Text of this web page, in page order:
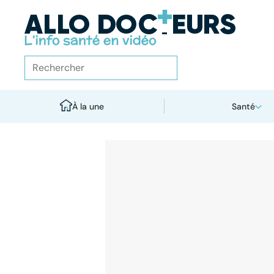
À la une Santé